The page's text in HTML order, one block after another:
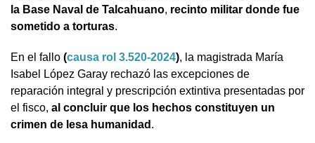
la Base Naval de Talcahuano, recinto militar donde fue
sometido a torturas.
En el fallo (causa rol 3.520-2024), la magistrada María
Isabel López Garay rechazó las excepciones de
reparación integral y prescripción extintiva presentadas por
el fisco, al concluir que los hechos constituyen un
crimen de lesa humanidad .